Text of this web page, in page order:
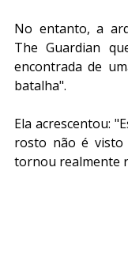
No entanto, a
The Guardian
encontrada de
batalha".
Ela acrescentou:
rosto não é
tornou realmente